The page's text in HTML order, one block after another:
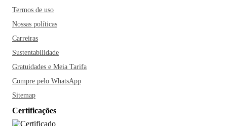
Termos de uso
Nossas políticas
Carreiras
Sustentabilidade
Gratuidades e Meia Tarifa
Compre pelo WhatsApp
Sitemap
Certificações